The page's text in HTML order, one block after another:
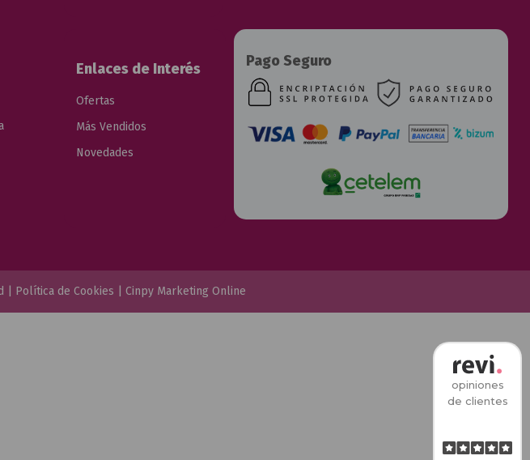
Enlaces de Interés
Ofertas
Más Vendidos
Novedades
Pago Seguro
Política de Cookies Cinpy Marketing Online
opiniones
de clientes